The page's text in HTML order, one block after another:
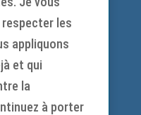
les
appliquons
et qui
la
à porter